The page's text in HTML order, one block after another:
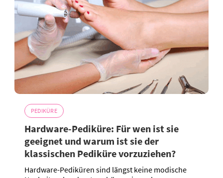
PEDIKÜRE
Hardware-Pediküre: Für wen ist sie
geeignet und warum ist sie der
klassischen Pediküre vorzuziehen?
Hardware-Pediküren sind längst keine modische